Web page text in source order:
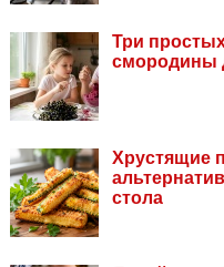
Три
смородины
Хрустящие
стола